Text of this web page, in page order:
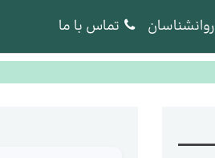
روانشناسان تماس با ما